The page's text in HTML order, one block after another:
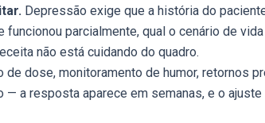
Depressão exige que a história do
parcialmente, qual o cenário de vida
não está cuidando do quadro.
de dose, monitoramento de humor, retornos
a resposta aparece em semanas, e o